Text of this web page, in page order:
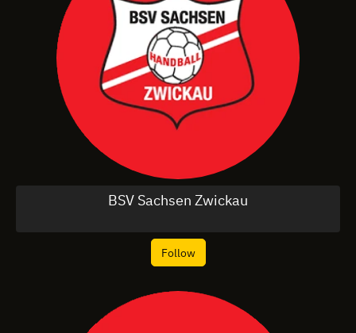
BSV Sachsen Zwickau
Follow